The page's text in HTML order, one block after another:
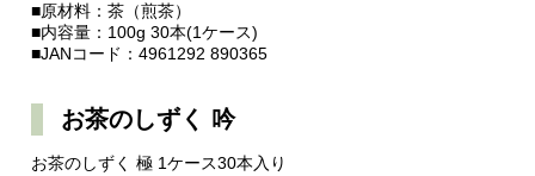
■原材料：茶（煎茶）
■内容量：100g 30本(1ケース)
■JANコード：4961292 890365
お茶のしずく 吟
お茶のしずく 極 1ケース30本入り